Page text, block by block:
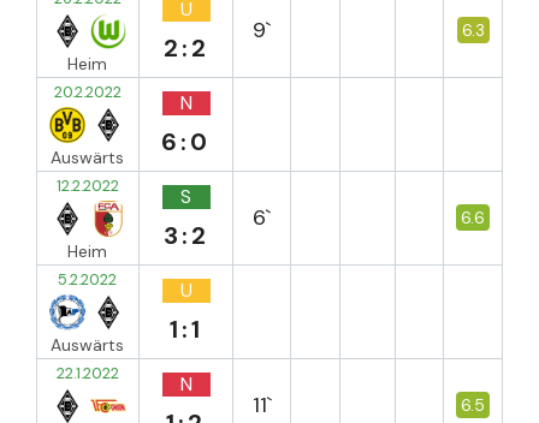
Heim
U
2:2
9` 6.3
20.2.2022
Auswärts
N
6:0
12.2.2022
Heim
S
3:2
6` 6.6
5.2.2022
Auswärts
U
1:1
22.1.2022 N
11` 6.5